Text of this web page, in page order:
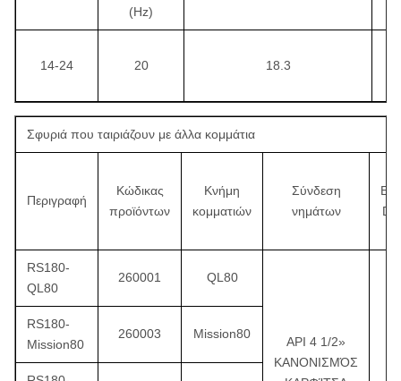
(Hz)
14-24 20 18.3
Σφυριά που ταιριάζουν με άλλα κομμάτια
Περιγραφή
Κώδικας
προϊόντων
Κνήμη
κομματιών
Σύνδεση
νημάτων
RS180-
QL80
260001 QL80
API 4 1/2»
ΚΑΝΟΝΙΣΜΌΣ
RS180-
Mission80
260003 Mission80